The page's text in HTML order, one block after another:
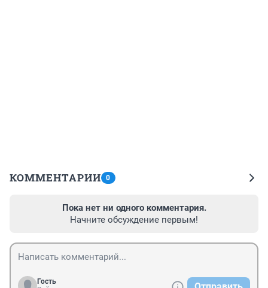
КОММЕНТАРИИ 0
Пока нет ни одного комментария.
Начните обсуждение первым!
Гость